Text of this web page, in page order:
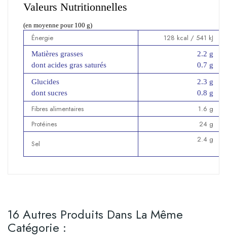
Valeurs Nutritionnelles
(en moyenne pour 100 g)
Énergie 128 kcal / 541 kJ
Matières grasses
dont acides gras saturés
2.2 g
0.7 g
Glucides
dont sucres
2.3 g
0.8 g
Fibres alimentaires
1.6 g
Protéines
24 g
Sel 2.4 g
16 Autres Produits Dans La Même
Catégorie :